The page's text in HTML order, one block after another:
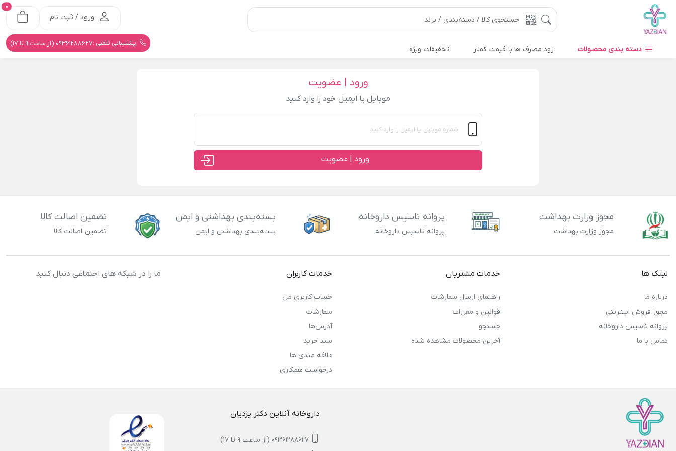
ورود / ثبت نام
0
پشتیبانی تلفنی :09361288627 (از ساعت 9 تا 17)
دسته بندی محصولات زود مصرف ها با قیمت کمتر تخفیفات ویژه
ورود | عضویت
موبایل یا ایمیل خود را وارد کنید
ورود | عضویت
مجوز وزارت بهداشت
مجوز وزارت بهداشت
پروانه تاسیس داروخانه
پروانه تاسیس داروخانه
بسته‌بندی بهداشتی و ایمن
بسته‌بندی بهداشتی و ایمن
تضمین اصالت کالا
تضمین اصالت کالا
لینک ها
درباره ما
مجوز فروش اینترنتی
پروانه تاسیس داروخانه
تماس با ما
خدمات مشتریان
راهنمای ارسال سفارشات
قوانین و مقررات
جستجو
آخرین محصولات مشاهده شده
خدمات کاربران
حساب کاربری من
سفارشات
آدرس‌ها
سبد خرید
علاقه مندی ها
درخواست همکاری
ما را در شبکه های اجتماعی دنبال کنید
داروخانه آنلاین دکتر یزدیان
09361288627 (از ساعت 9 تا 17)